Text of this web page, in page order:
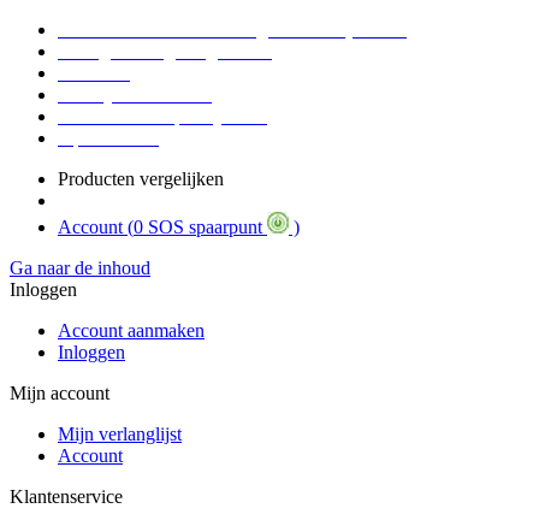
Producten vergelijken
Account (0 SOS spaarpunt
)
Ga naar de inhoud
Inloggen
Account aanmaken
Inloggen
Mijn account
Mijn verlanglijst
Account
Klantenservice